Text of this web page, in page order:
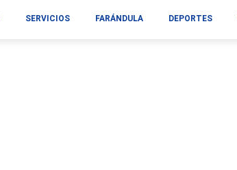
SERVICIOS FARÁNDULA DEPORTES